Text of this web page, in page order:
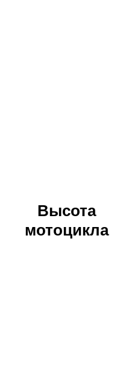
Высота
мотоцикла